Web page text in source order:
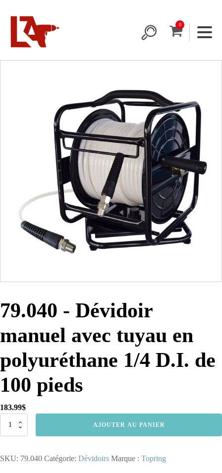
79.040 - Dévidoir
manuel avec tuyau en
polyuréthane 1/4 D.I. de
100 pieds
183.99$
quantité
Dévidoir
AJOUTER AU PANIER
SKU: 79.040 Catégorie: Dévidoirs Marque : Topring